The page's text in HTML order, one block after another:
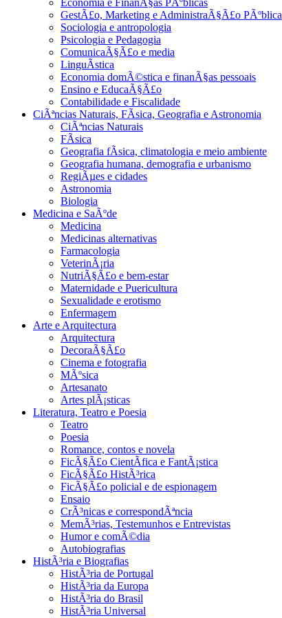
GestÃ£o, Marketing e AdministraÃ§Ã£o PÃºblica
Sociologia e antropologia
Psicologia e Pedagogia
ComunicaÃ§Ã£o e media
LinguÃ­stica
Economia domÃ©stica e finanÃ§as pessoais
Ensino e EducaÃ§Ã£o
Contabilidade e Fiscalidade
CiÃªncias Naturais, FÃ­sica, Geografia e Astronomia
CiÃªncias Naturais
FÃ­sica
Geografia fÃ­sica, climatologia e meio ambiente
Geografia humana, demografia e urbanismo
RegiÃµes e cidades
Astronomia
Biologia
Medicina e SaÃºde
Medicina
Medicinas alternativas
Farmacologia
VeterinÃ¡ria
NutriÃ§Ã£o e bem-estar
Maternidade e Puericultura
Sexualidade e erotismo
Enfermagem
Arte e Arquitectura
Arquitectura
DecoraÃ§Ã£o
Cinema e fotografia
MÃºsica
Artesanato
Artes plÃ¡sticas
Literatura, Teatro e Poesia
Teatro
Poesia
Romance, contos e novela
FicÃ§Ã£o CientÃ­fica e FantÃ¡stica
FicÃ§Ã£o HistÃ³rica
FicÃ§Ã£o policial e de espionagem
Ensaio
CrÃ³nicas e correspondÃªncia
MemÃ³rias, Testemunhos e Entrevistas
Humor e comÃ©dia
Autobiografias
HistÃ³ria e Biografias
HistÃ³ria de Portugal
HistÃ³ria da Europa
HistÃ³ria do Brasil
HistÃ³ria Universal